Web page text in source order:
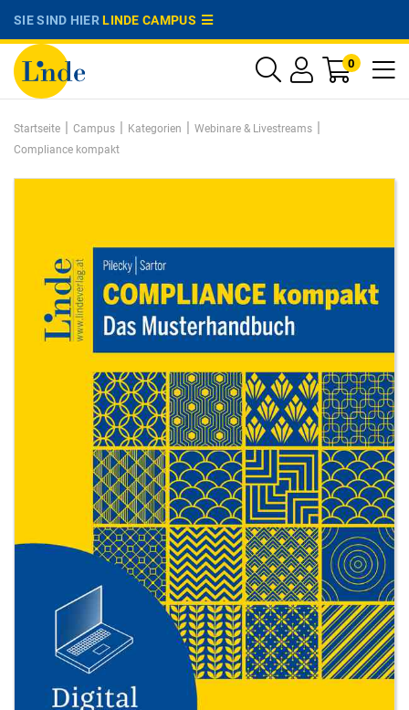
SIE SIND HIERLINDE CAMPUS
0
Startseite | Campus | Kategorien | Webinare & Livestreams |
Compliance kompakt